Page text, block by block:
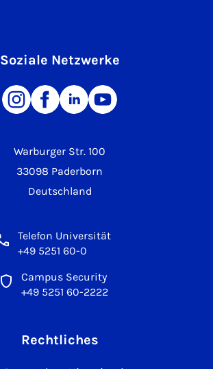
Warburger Str. 100
33098 Paderborn
Deutschland
Telefon Universität
+49 5251 60-0
Campus Security
+49 5251 60-2222
Soziale Netzwerke
Rechtliches